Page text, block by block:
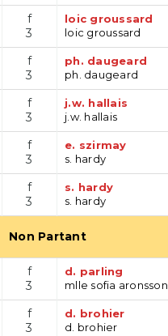
f
3
loic groussard
loic groussard
f
3
ph. daugeard
ph. daugeard
f
3
j.w. hallais
j.w. hallais
f
3
e. szirmay
s. hardy
f
3
s. hardy
s. hardy
Non Partant
f
3
d. parling
mlle sofia aronsson
f
3
d. brohier
d. brohier